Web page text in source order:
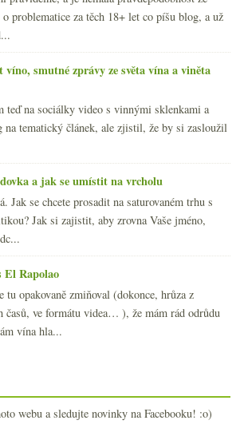
problematice za těch 18+ let co píšu blog, a už
víno, smutné zprávy ze světa vína a viněta
teď na sociálky video s vinnými sklenkami a
na tematický článek, ale zjistil, že by si zasloužil
a jak se umístit na vrcholu
Jak se chcete prosadit na saturovaném trhu s
Jak si zajistit, aby zrovna Vaše jméno,
El Rapolao
tu opakovaně zmiňoval (dokonce, hrůza z
časů, ve formátu videa… ), že mám rád odrůdu
vína hla...
webu a sledujte novinky na Facebooku! :o)